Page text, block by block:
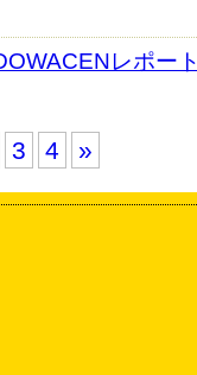
レポート
3 4 »